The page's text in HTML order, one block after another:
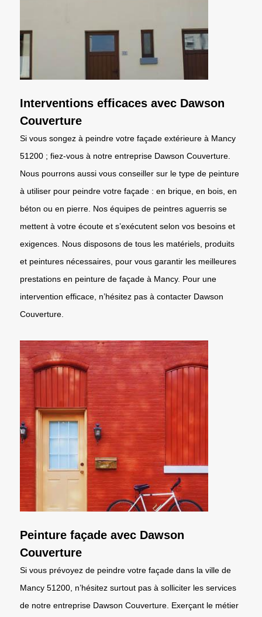
Interventions efficaces avec Dawson
Couverture
Si vous songez à peindre votre façade extérieure à Mancy
51200 ; fiez-vous à notre entreprise Dawson Couverture.
Nous pourrons aussi vous conseiller sur le type de peinture
à utiliser pour peindre votre façade : en brique, en bois, en
béton ou en pierre. Nos équipes de peintres aguerris se
mettent à votre écoute et s’exécutent selon vos besoins et
exigences. Nous disposons de tous les matériels, produits
et peintures nécessaires, pour vous garantir les meilleures
prestations en peinture de façade à Mancy. Pour une
intervention efficace, n’hésitez pas à contacter Dawson
Couverture.
Peinture façade avec Dawson
Couverture
Si vous prévoyez de peindre votre façade dans la ville de
Mancy 51200, n’hésitez surtout pas à solliciter les services
de notre entreprise Dawson Couverture. Exerçant le métier